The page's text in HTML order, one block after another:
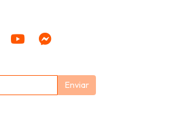
Enviar